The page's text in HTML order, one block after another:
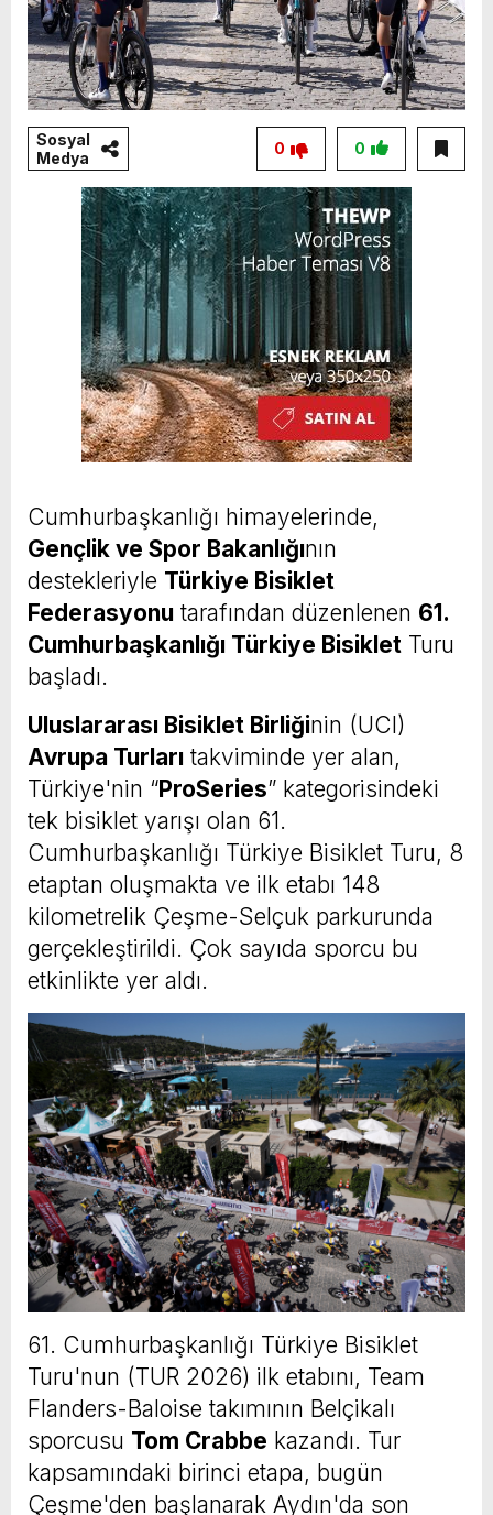
Sosyal
Medya
0
0
Cumhurbaşkanlığı himayelerinde,
Gençlik ve Spor Bakanlığının
destekleriyle Türkiye Bisiklet
Federasyonu tarafından düzenlenen 61.
Cumhurbaşkanlığı Türkiye Bisiklet Turu
başladı.
Uluslararası Bisiklet Birliğinin (UCI)
Avrupa Turları takviminde yer alan,
Türkiye'nin “ProSeries” kategorisindeki
tek bisiklet yarışı olan 61.
Cumhurbaşkanlığı Türkiye Bisiklet Turu, 8
etaptan oluşmakta ve ilk etabı 148
kilometrelik Çeşme-Selçuk parkurunda
gerçekleştirildi. Çok sayıda sporcu bu
etkinlikte yer aldı.
61. Cumhurbaşkanlığı Türkiye Bisiklet
Turu'nun (TUR 2026) ilk etabını, Team
Flanders-Baloise takımının Belçikalı
sporcusu Tom Crabbe kazandı. Tur
kapsamındaki birinci etapa, bugün
Çeşme'den başlanarak Aydın'da son